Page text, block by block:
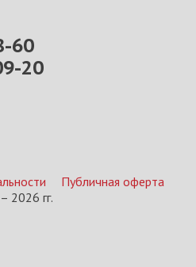
60
20
Публичная оферта
2026 гг.